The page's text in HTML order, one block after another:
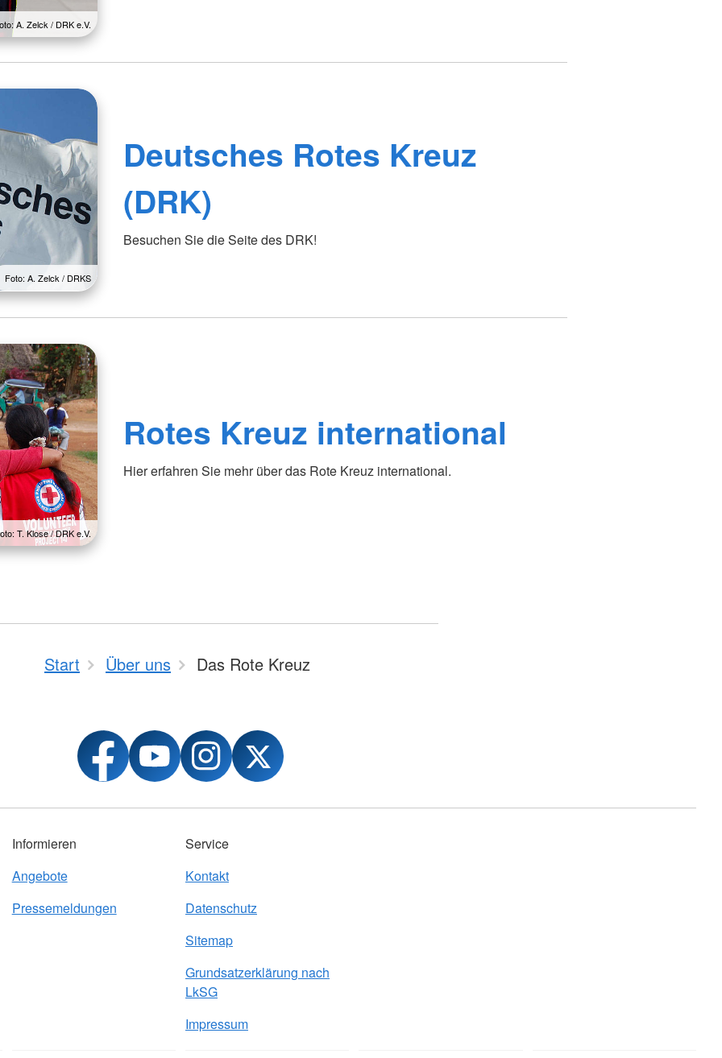
A. Zelck / DRK e.V.
Foto: A. Zelck / DRKS
Deutsches Rotes Kreuz
(DRK)
Besuchen Sie die Seite des DRK!
T. Klose / DRK e.V.
Rotes Kreuz international
Hier erfahren Sie mehr über das Rote Kreuz international.
Start Über uns Das Rote Kreuz
Informieren
Angebote
Pressemeldungen
Service
Kontakt
Datenschutz
Sitemap
Grundsatzerklärung nach
LkSG
Impressum